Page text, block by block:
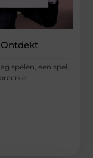
spelen, een spel